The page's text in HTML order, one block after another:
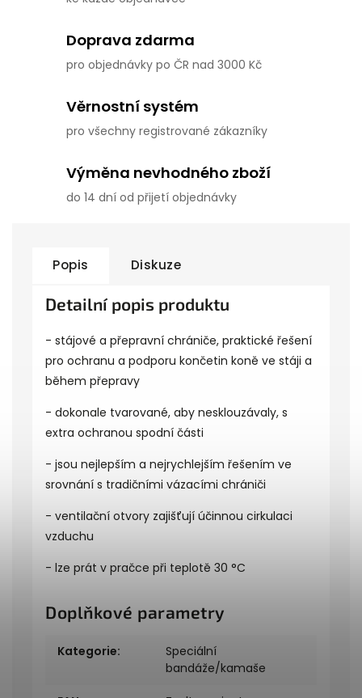
Doprava zdarma
pro objednávky po ČR nad 3000 Kč
Věrnostní systém
pro všechny registrované zákazníky
Výměna nevhodného zboží
do 14 dní od přijetí objednávky
Popis Diskuze
Detailní popis produktu
- stájové a přepravní chrániče, praktické řešení
pro ochranu a podporu končetin koně ve stáji a
během přepravy
- dokonale tvarované, aby nesklouzávaly, s
extra ochranou spodní části
- jsou nejlepším a nejrychlejším řešením ve
srovnání s tradičními vázacími chrániči
- ventilační otvory zajišťují účinnou cirkulaci
vzduchu
- lze prát v pračce při teplotě 30 °C
Doplňkové parametry
Kategorie:
Speciální
bandáže/kamaše